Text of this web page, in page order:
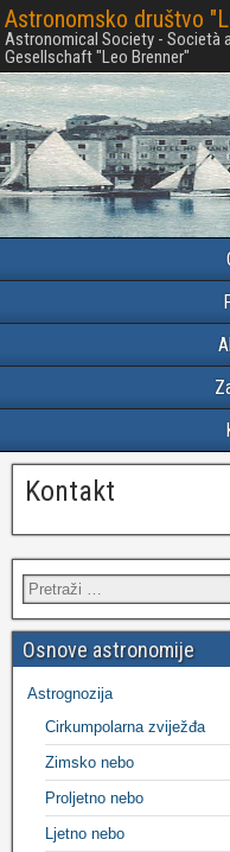
Astronomsko društvo
Astronomical Society - Società
Gesellschaft "Leo Brenner"
Kontakt
Osnove astronomije
Astrognozija
Cirkumpolarna zviježđa
Zimsko nebo
Proljetno nebo
Ljetno nebo